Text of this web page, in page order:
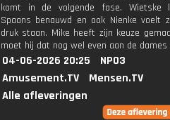
komt in de volgende fase. Wietske
Spaans benauwd en ook Nienke voelt
druk staan. Mike heeft zijn keuze
moet hij dat nog wel even aan de
04-06-2026 20:25
NPO3
Amusement.TV
Mensen.TV
Alle afleveringen